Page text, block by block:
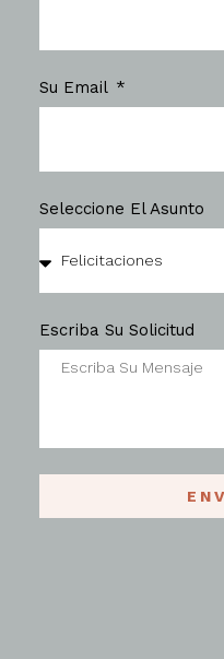
Su Email
Seleccione El Asunto
Escriba Su Solicitud